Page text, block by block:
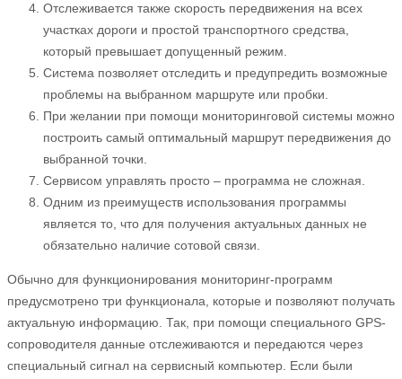
Отслеживается также скорость передвижения на всех
участках дороги и простой транспортного средства,
который превышает допущенный режим.
Система позволяет отследить и предупредить возможные
проблемы на выбранном маршруте или пробки.
При желании при помощи мониторинговой системы можно
построить самый оптимальный маршрут передвижения до
выбранной точки.
Сервисом управлять просто – программа не сложная.
Одним из преимуществ использования программы
является то, что для получения актуальных данных не
обязательно наличие сотовой связи.
Обычно для функционирования мониторинг-программ
предусмотрено три функционала, которые и позволяют получать
актуальную информацию. Так, при помощи специального GPS-
сопроводителя данные отслеживаются и передаются через
специальный сигнал на сервисный компьютер. Если были